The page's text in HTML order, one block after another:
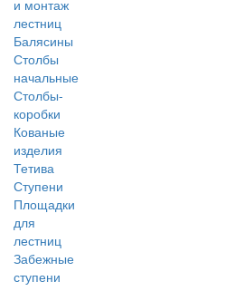
и монтаж
лестниц
Балясины
Столбы
начальные
Столбы-
коробки
Кованые
изделия
Тетива
Ступени
Площадки
для
лестниц
Забежные
ступени